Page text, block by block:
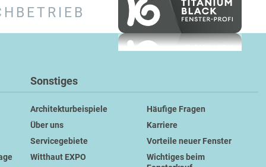
Sonstiges
Architekturbeispiele
Über uns
Servicegebiete
Witthaut EXPO
Häufige Fragen
Karriere
Vorteile neuer Fenster
Wichtiges beim